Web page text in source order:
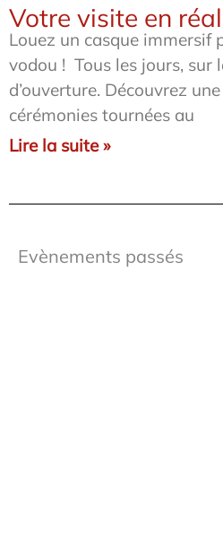
Votre visite en
Louez un casque immersif
vodou ! Tous les jours, sur
d’ouverture. Découvrez
cérémonies tournées au
Lire la suite »
Evènements passés